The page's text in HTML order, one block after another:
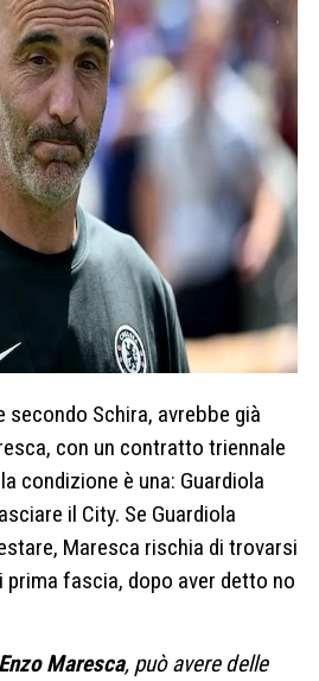
secondo Schira, avrebbe già
con un contratto triennale
condizione è una: Guardiola
il City. Se Guardiola
Maresca rischia di trovarsi
prima fascia, dopo aver detto no
Enzo Maresca, può avere delle